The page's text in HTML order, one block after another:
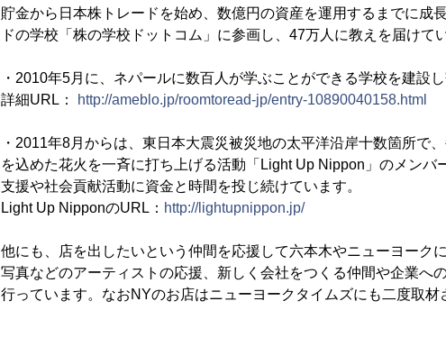
貯金から日本株トレードを始め、数億円の資産を運用するまでに成
ドの学校「株の学校ドットコム」に参画し、47万人に教えを届けて
・2010年5月に、ネパールに数百人が学ぶことができる学校を建設し
詳細URL：
http://ameblo.jp/roomtoread-jp/entry-10890040158.html
・2011年8月からは、東日本大震災被災地の太平洋沿岸十数箇所で
を込めた花火を一斉に打ち上げる活動「Light Up Nippon」のメンバ
支援や社会貢献活動に資金と時間を投じ続けています。
Light Up NipponのURL： http://lightupnippon.jp/
他にも、店を出したいという仲間を応援して六本木やニューヨーク
写真などのアーティストの応援、新しく会社をつくる仲間や企業へ
行っています。なおNYのお店はニューヨークタイムズにも二度取材